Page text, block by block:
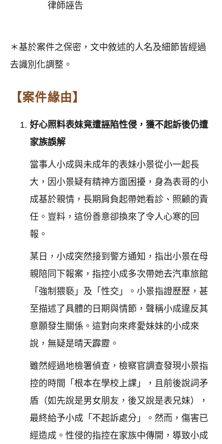
律師誣告
＊基於案件之保密，文中敘述的人名及細節皆經過
去識別化調整。
【案件緣由】
好心照料表妹竟遭誣陷性侵，獲不起訴後仍遭
家族誤解
當事人小成與未成年的表妹小景從小一起長
大，因小景疑有精神方面困擾，身為表哥的小
成基於親情，長期肩負起帶她看診、照顧的責
任。豈料，這份善意卻換來了令人心寒的回
報。
某日，小成突然接到警方通知，指出小景在母
親陪同下報案，指控小成多次帶她去汽車旅館
「強制猥褻」及「性交」。小景指證歷歷，甚
至描述了具體的日期與情節，聲稱小成違反其
意願發生關係。這對向來疼愛妹妹的小成來
說，無疑是晴天霹靂。
雖然經過地檢署偵查，檢察官調查發現小景指
控的時間「根本在學校上課」，且前後說詞矛
盾（如先說是男女朋友，後又說是表兄妹），
最終給予小成「不起訴處分」。然而，傷害已
經造成。性侵的指控在家族中傳開，導致小成